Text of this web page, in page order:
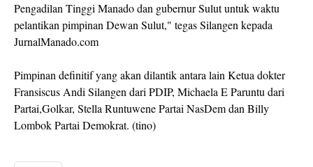
Pengadilan Tinggi Manado dan gubernur Sulut untuk waktu
pelantikan pimpinan Dewan Sulut," tegas Silangen kepada
JurnalManado.com
Pimpinan definitif yang akan dilantik antara lain Ketua dokter
Fransiscus Andi Silangen dari PDIP, Michaela E Paruntu dari
Partai,Golkar, Stella Runtuwene Partai NasDem dan Billy
Lombok Partai Demokrat. (tino)